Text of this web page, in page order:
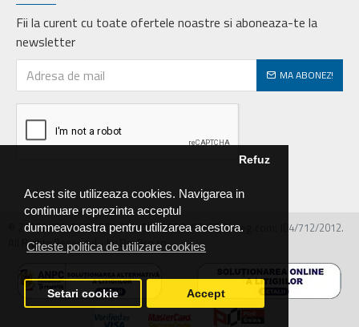
Acest site utilizeaza cookies. Navigarea in
continuare reprezinta acceptul
dumneavoastra pentru utilizarea acestora.
Citeste politica de utilizare cookies
Refuz
Setari cookie Accept
Fii la curent cu toate ofertele noastre si aboneaza-te la
newsletter
MA ABONEZ!
© 2026 MIRALEX PARTS SRL, CIF: RO30468586, Nr.reg.com: J04/712/2012.
All Rights Reserved - by DevPro.ro